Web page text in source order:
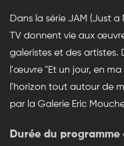
Dans la série JAM (Just a
TV donnent vie aux
galeristes et des artistes.
l'œuvre "Et un jour, en
l'horizon tout autour de
par la Galerie Eric
Durée du programme